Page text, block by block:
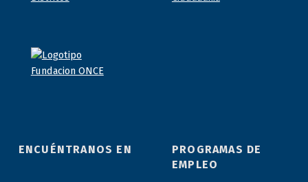
ENCUÉNTRANOS EN
PROGRAMAS DE
EMPLEO